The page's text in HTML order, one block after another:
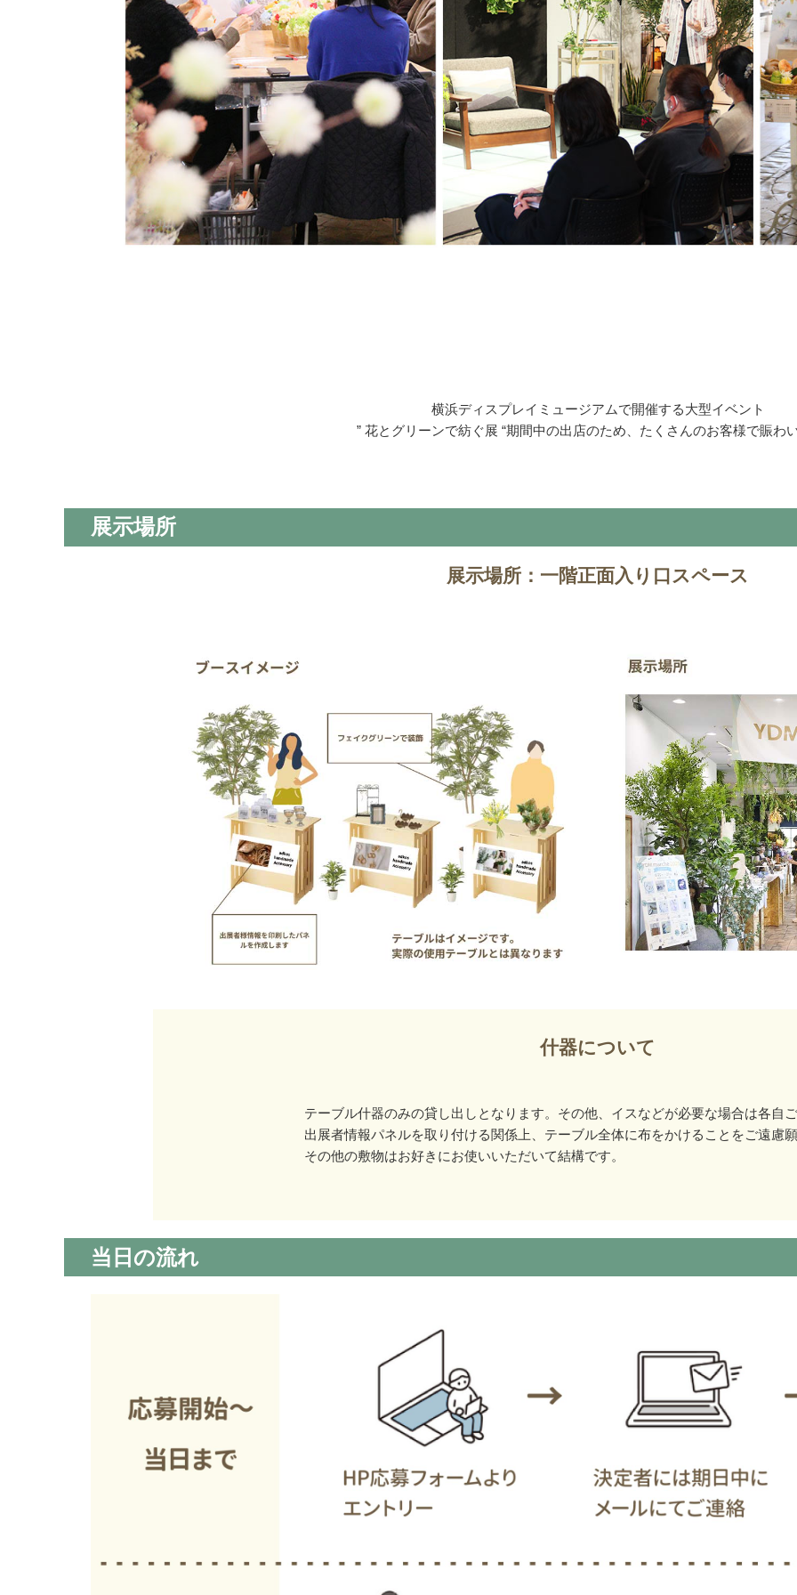
横浜ディスプレイミュージアムで開催する大型イベント
” 花とグリーンで紡ぐ展 “期間中の出店のため、たくさんのお客様で賑わ
展示場所
展示場所：一階正面入り口スペース
什器について
テーブル什器のみの貸し出しとなります。その他、イスなどが必要な場合は各自
出展者情報パネルを取り付ける関係上、テーブル全体に布をかけることをご遠慮
その他の敷物はお好きにお使いいただいて結構です。
当日の流れ